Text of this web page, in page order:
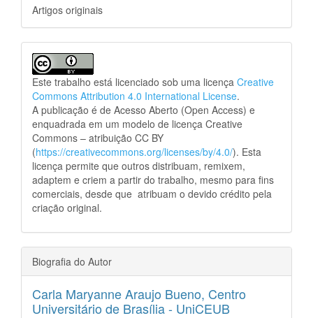
Artigos originais
Este trabalho está licenciado sob uma licença Creative
Commons Attribution 4.0 International License.
A publicação é de Acesso Aberto (Open Access) e
enquadrada em um modelo de licença Creative
Commons – atribuição CC BY
(https://creativecommons.org/licenses/by/4.0/). Esta
licença permite que outros distribuam, remixem,
adaptem e criem a partir do trabalho, mesmo para fins
comerciais, desde que atribuam o devido crédito pela
criação original.
Biografia do Autor
Carla Maryanne Araujo Bueno, Centro
Universitário de Brasília - UniCEUB